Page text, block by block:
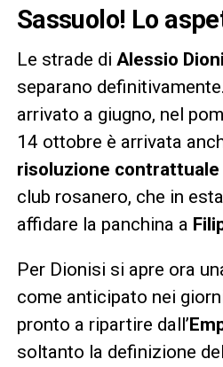
Sassuolo! Lo
Le strade di Alessio
separano
arrivato a giugno, nel
14 ottobre è arrivata
risoluzione contrattuale
club rosanero, che in
affidare la panchina a
Per Dionisi si apre ora
come anticipato nei
pronto a ripartire dall’
soltanto la definizione